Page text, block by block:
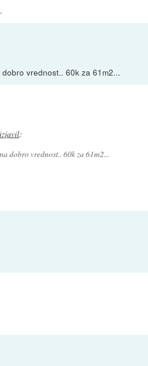
vrednost.. 60k za 61m2...
izjavil:
dobro vrednost.. 60k za 61m2...